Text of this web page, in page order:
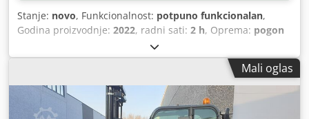
Stanje: novo, Funkcionalnost: potpuno funkcionalan,
Godina proizvodnje: 2022, radni sati: 2 h, Oprema: pogon
, novi Ausa damper godina proizvodnje
2022 Chjdpfx Ajx Dcmxeguea visoko istovaranje
Mali oglas